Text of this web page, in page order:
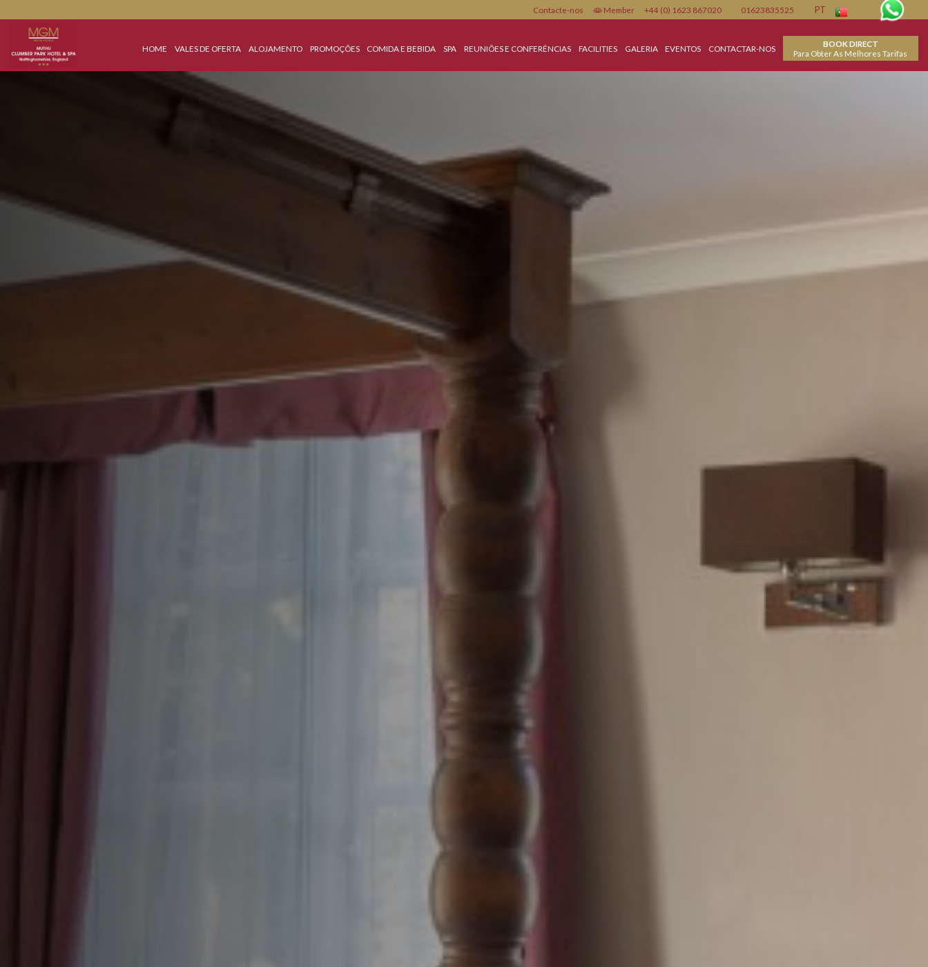
Contacte-nos Member +44 (0) 1623 867020 01623835525
HOME VALES DE OFERTA ALOJAMENTO PROMOÇÕES COMIDA E BEBIDA SPA REUNIÕES E CONFERÊNCIAS FACILITIES GALERIA EVENTOS CONTACTAR-NOS
Para